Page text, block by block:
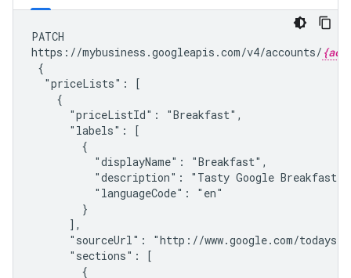
PATCH
https://mybusiness.googleapis.com/v4/accounts/
{
  "priceLists": [
    {
      "priceListId": "Breakfast",
      "labels": [
        {
          "displayName": "Breakfast",
          "description": "Tasty Google Breakfast",
          "languageCode": "en"
        }
      ],
"sourceUrl": "http://www.google.com/
      "sections": [
        {